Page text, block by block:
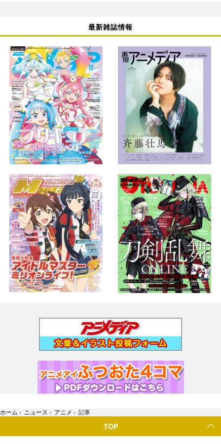
最新雑誌情報
ホーム › ニュース › アニメ › 記事
TOP